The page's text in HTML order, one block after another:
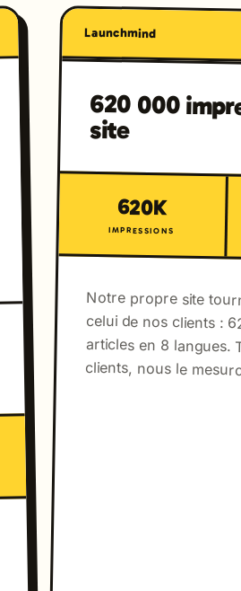
Launchmind
620 000
site
620K
IMPRESSIONS
Notre propre site
celui de nos clients :
articles en 8
clients, nous le